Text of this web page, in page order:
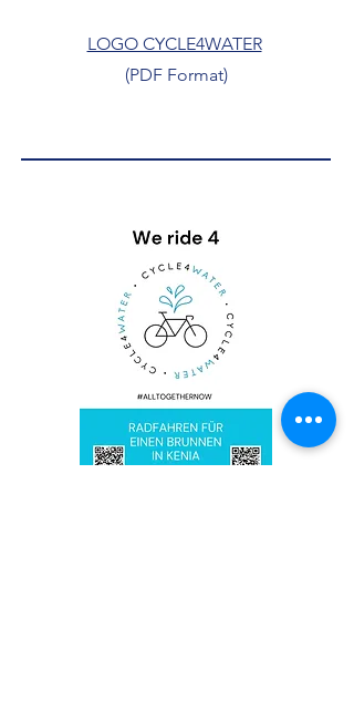
LOGO CYCLE4WATER
(PDF Format)